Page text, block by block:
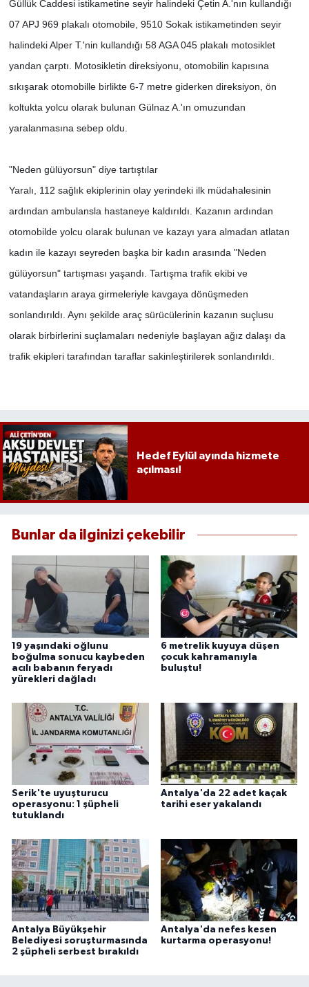
Güllük Caddesi istikametine seyir halindeki Çetin A.'nın kullandığı
07 APJ 969 plakalı otomobile, 9510 Sokak istikametinden seyir
halindeki Alper T.'nin kullandığı 58 AGA 045 plakalı motosiklet
yandan çarptı. Motosikletin direksiyonu, otomobilin kapısına
sıkışarak otomobille birlikte 6-7 metre giderken direksiyon, ön
koltukta yolcu olarak bulunan Gülnaz A.'ın omuzundan
yaralanmasına sebep oldu.
"Neden gülüyorsun" diye tartıştılar
Yaralı, 112 sağlık ekiplerinin olay yerindeki ilk müdahalesinin
ardından ambulansla hastaneye kaldırıldı. Kazanın ardından
otomobilde yolcu olarak bulunan ve kazayı yara almadan atlatan
kadın ile kazayı seyreden başka bir kadın arasında "Neden
gülüyorsun" tartışması yaşandı. Tartışma trafik ekibi ve
vatandaşların araya girmeleriyle kavgaya dönüşmeden
sonlandırıldı. Aynı şekilde araç sürücülerinin kazanın suçlusu
olarak birbirlerini suçlamaları nedeniyle başlayan ağız dalaşı da
trafik ekipleri tarafından taraflar sakinleştirilerek sonlandırıldı.
Hedef Eylül ayında hizmete
açılması!
Bunlar da ilginizi çekebilir
19 yaşındaki oğlunu
boğulma sonucu kaybeden
acılı babanın feryadı
yürekleri dağladı
6 metrelik kuyuya düşen
çocuk kahramanıyla
buluştu!
Serik'te uyuşturucu
operasyonu: 1 şüpheli
tutuklandı
Antalya'da 22 adet kaçak
tarihi eser yakalandı
Antalya Büyükşehir
Belediyesi soruşturmasında
2 şüpheli serbest bırakıldı
Antalya'da nefes kesen
kurtarma operasyonu!